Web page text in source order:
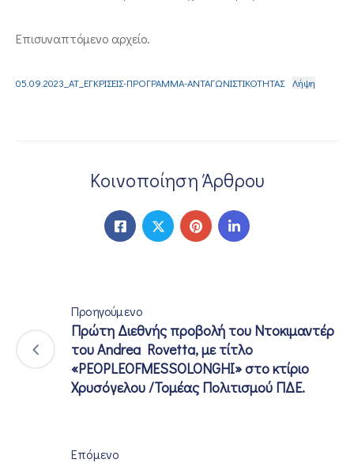
Επισυναπτόμενο αρχείο.
05.09.2023_ΑΤ_ΕΓΚΡΙΣΕΙΣ-ΠΡΟΓΡΑΜΜΑ-ΑΝΤΑΓΩΝΙΣΤΙΚΟΤΗΤΑΣ Λήψη
Κοινοποίηση Άρθρου
Προηγούμενο
Πρώτη Διεθνής προβολή του Ντοκιμαντέρ
του Andrea Rovetta, με τίτλο
«PEOPLEOFMESSOLONGHI» στο κτίριο
Χρυσόγελου /Τομέας Πολιτισμού ΠΔΕ.
Επόμενο